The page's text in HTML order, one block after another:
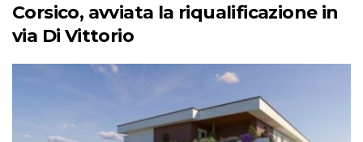
Corsico, avviata la riqualificazione in
via Di Vittorio